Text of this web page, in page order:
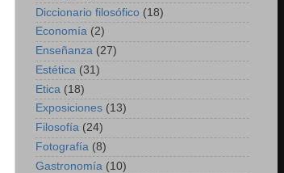
Diccionario filosófico (18)
Economía (2)
Enseñanza (27)
Estética (31)
Etica (18)
Exposiciones (13)
Filosofía (24)
Fotografía (8)
Gastronomía (10)